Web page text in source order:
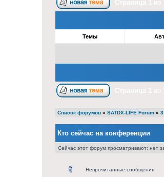
Темы
Список форумов » SATDX-LIFE Forum »
Кто сейчас на конференции
Сейчас этот форум просматривают: нет
Непрочитанные сообщения